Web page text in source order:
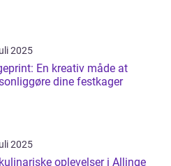
2025
En kreativ måde at
dine festkager
2025
oplevelser i Allinge